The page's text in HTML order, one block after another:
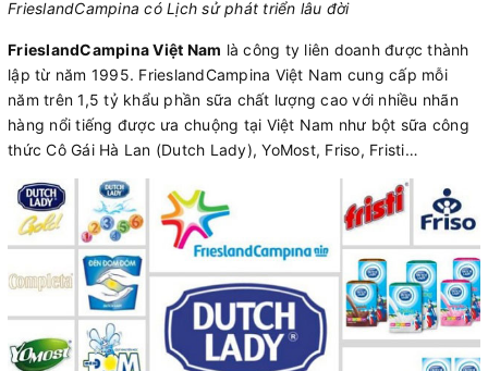
FrieslandCampina có Lịch sử phát triển lâu đời
FrieslandCampina Việt Nam là công ty liên doanh được thành
lập từ năm 1995. FrieslandCampina Việt Nam cung cấp mỗi
năm trên 1,5 tỷ khẩu phần sữa chất lượng cao với nhiều nhãn
hàng nổi tiếng được ưa chuộng tại Việt Nam như bột sữa công
thức Cô Gái Hà Lan (Dutch Lady), YoMost, Friso, Fristi…